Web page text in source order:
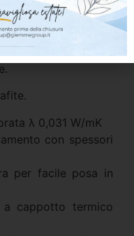
le dispersioni
Ambientali Minimi
.
λ 0,031 W/mK
con spessori
per facile posa in
cappotto termico